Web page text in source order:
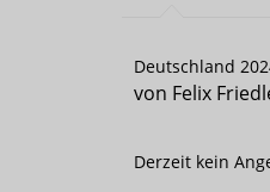
Deutschland
von Felix
Derzeit kein